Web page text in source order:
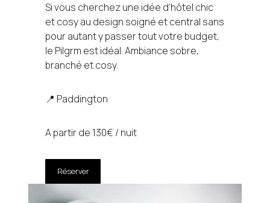
Si vous cherchez une idée d’hôtel chic
et cosy au design soigné et central sans
pour autant y passer tout votre budget,
le Pilgrm est idéal. Ambiance sobre,
branché et cosy.
📍 Paddington
A partir de 130€ / nuit
Réserver